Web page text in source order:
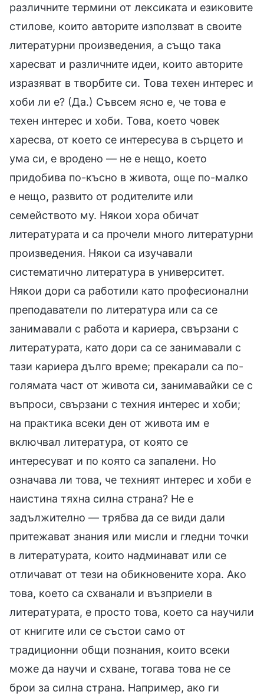
различните термини от лексиката и езиковите
стилове, които авторите използват в своите
литературни произведения, а също така
харесват и различните идеи, които авторите
изразяват в творбите си. Това техен интерес и
хоби ли е? (Да.) Съвсем ясно е, че това е
техен интерес и хоби. Това, което човек
харесва, от което се интересува в сърцето и
ума си, е вродено — не е нещо, което
придобива по-късно в живота, още по-малко
е нещо, развито от родителите или
семейството му. Някои хора обичат
литературата и са прочели много литературни
произведения. Някои са изучавали
систематично литература в университет.
Някои дори са работили като професионални
преподаватели по литература или са се
занимавали с работа и кариера, свързани с
литературата, като дори са се занимавали с
тази кариера дълго време; прекарали са по-
голямата част от живота си, занимавайки се с
въпроси, свързани с техния интерес и хоби;
на практика всеки ден от живота им е
включвал литература, от която се
интересуват и по която са запалени. Но
означава ли това, че техният интерес и хоби е
наистина тяхна силна страна? Не е
задължително — трябва да се види дали
притежават знания или мисли и гледни точки
в литературата, които надминават или се
отличават от тези на обикновените хора. Ако
това, което са схванали и възприели в
литературата, е просто това, което са научили
от книгите или се състои само от
традиционни общи познания, които всеки
може да научи и схване, тогава това не се
брои за силна страна. Например, ако ги